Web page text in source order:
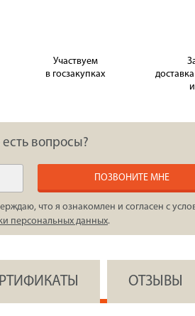
Участвуем
в госзакупках
вопросы?
ПОЗВОНИТЕ МНЕ
что я ознакомлен и согласен с
персональных данных.
ОТЗЫВЫ